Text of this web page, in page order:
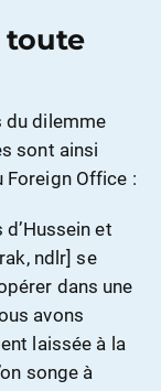
toute
du dilemme
sont ainsi
Foreign Office :
d’Hussein et
ndlr] se
dans une
avons
laissée à la
songe à